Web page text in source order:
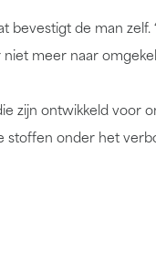
de man zelf.
meer naar
zijn ontwikkeld voor
stoffen onder het